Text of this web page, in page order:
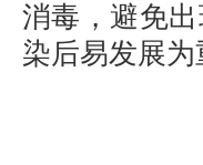
消毒，避免
染后易发展